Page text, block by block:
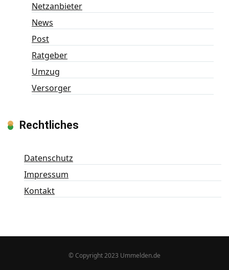
Netzanbieter
News
Post
Ratgeber
Umzug
Versorger
Rechtliches
Datenschutz
Impressum
Kontakt
© Copyright 2023 Ummelden.de